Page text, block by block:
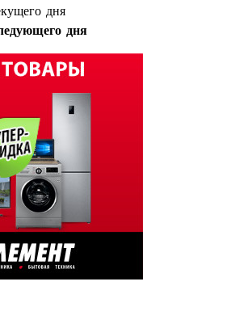
дня
дня